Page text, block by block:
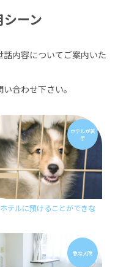
ーン
内容についてご案内いた
合わせ下さい。
ホテルが苦
手
テルに預けることができな
急な入院